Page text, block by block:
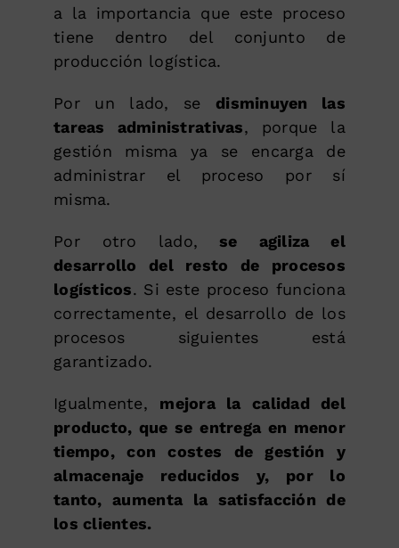
a la importancia que este proceso
tiene dentro del conjunto de
producción logística.
Por un lado, se disminuyen las
tareas administrativas, porque la
gestión misma ya se encarga de
administrar el proceso por sí
misma.
Por otro lado, se agiliza el
desarrollo del resto de procesos
logísticos. Si este proceso funciona
correctamente, el desarrollo de los
procesos siguientes está
garantizado.
Igualmente, mejora la calidad del
producto, que se entrega en menor
tiempo, con costes de gestión y
almacenaje reducidos y, por lo
tanto, aumenta la satisfacción de
los clientes.